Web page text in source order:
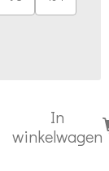
In
winkelwagen